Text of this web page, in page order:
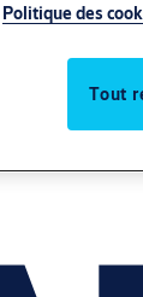
Politique des
Tout